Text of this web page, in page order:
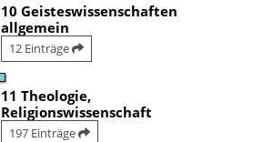
10 Geisteswissenschaften
allgemein
12 Einträge
11 Theologie,
Religionswissenschaft
197 Einträge